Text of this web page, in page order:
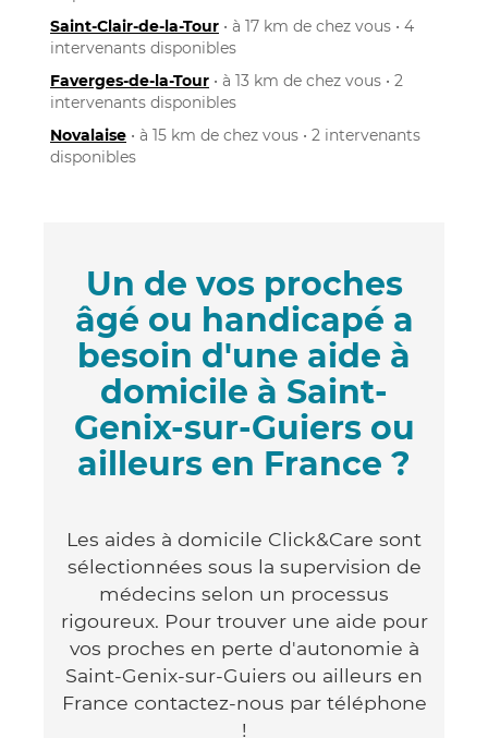
Saint-Clair-de-la-Tour • à 17 km de chez vous • 4
intervenants disponibles
Faverges-de-la-Tour • à 13 km de chez vous • 2
intervenants disponibles
Novalaise • à 15 km de chez vous • 2 intervenants
disponibles
Un de vos proches
âgé ou handicapé a
besoin d'une aide à
domicile à Saint-
Genix-sur-Guiers ou
ailleurs en France ?
Les aides à domicile Click&Care sont
sélectionnées sous la supervision de
médecins selon un processus
rigoureux. Pour trouver une aide pour
vos proches en perte d'autonomie à
Saint-Genix-sur-Guiers ou ailleurs en
France contactez-nous par téléphone
!